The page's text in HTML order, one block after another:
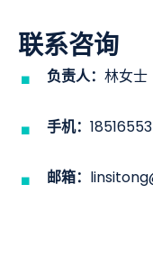
联系咨询
负责人： 林女士
手机：
邮箱：